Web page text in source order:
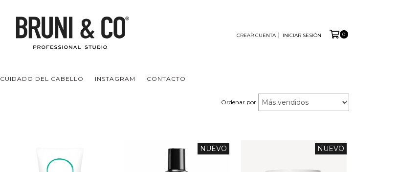
CREAR CUENTA INICIAR SESIÓN 0
CUIDADO DEL CABELLO INSTAGRAM CONTACTO
Ordenar por
NUEVO NUEVO